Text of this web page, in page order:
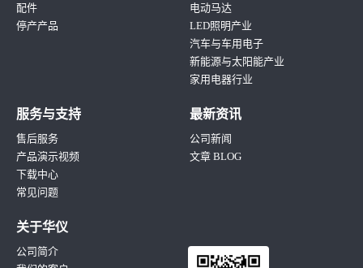
配件
停产产品
电动马达
LED照明产业
汽车与车用电子
新能源与太阳能产业
家用电器行业
服务与支持
售后服务
产品演示视频
下载中心
常见问题
最新资讯
公司新闻
文章 BLOG
关于华仪
公司简介